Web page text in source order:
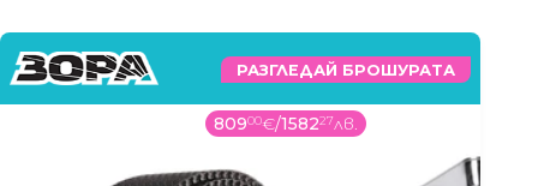
РАЗГЛЕДАЙ БРОШУРАТА
80900€/158227лв.